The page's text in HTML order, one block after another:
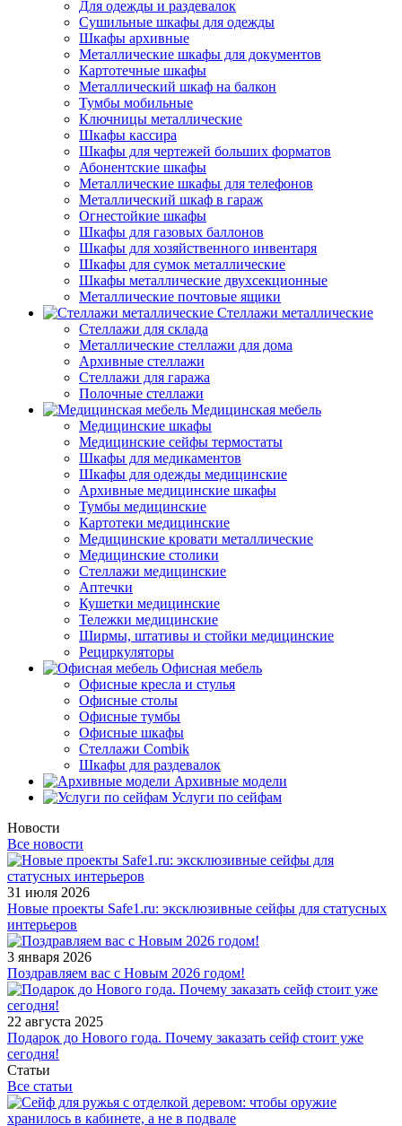
Для одежды и раздевалок
Сушильные шкафы для одежды
Шкафы архивные
Металлические шкафы для документов
Картотечные шкафы
Металлический шкаф на балкон
Тумбы мобильные
Ключницы металлические
Шкафы кассира
Шкафы для чертежей больших форматов
Абонентские шкафы
Металлические шкафы для телефонов
Металлический шкаф в гараж
Огнестойкие шкафы
Шкафы для газовых баллонов
Шкафы для хозяйственного инвентаря
Шкафы для сумок металлические
Шкафы металлические двухсекционные
Металлические почтовые ящики
Стеллажи металлические
Стеллажи для склада
Металлические стеллажи для дома
Архивные стеллажи
Стеллажи для гаража
Полочные стеллажи
Медицинская мебель
Медицинские шкафы
Медицинские сейфы термостаты
Шкафы для медикаментов
Шкафы для одежды медицинские
Архивные медицинские шкафы
Тумбы медицинские
Картотеки медицинские
Медицинские кровати металлические
Медицинские столики
Стеллажи медицинские
Аптечки
Кушетки медицинские
Тележки медицинские
Ширмы, штативы и стойки медицинские
Рециркуляторы
Офисная мебель
Офисные кресла и стулья
Офисные столы
Офисные тумбы
Офисные шкафы
Стеллажи Combik
Шкафы для раздевалок
Архивные модели
Услуги по сейфам
Новости
Все новости
31 июля 2026
Новые проекты Safe1.ru: эксклюзивные сейфы для статусных
интерьеров
3 января 2026
Поздравляем вас с Новым 2026 годом!
22 августа 2025
Подарок до Нового года. Почему заказать сейф стоит уже
сегодня!
Статьи
Все статьи